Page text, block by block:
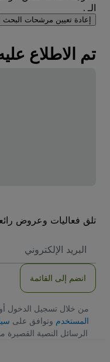
الـ .
إعادة تعيين مرشحات البحث
تم الاطلاع
تلق فعاليات وعروض
الاكتروني
انضم إلى القائمة
من خلال تسجيل الدخول
المستخدم وتوافق على
الرسائل النصية القصيرة